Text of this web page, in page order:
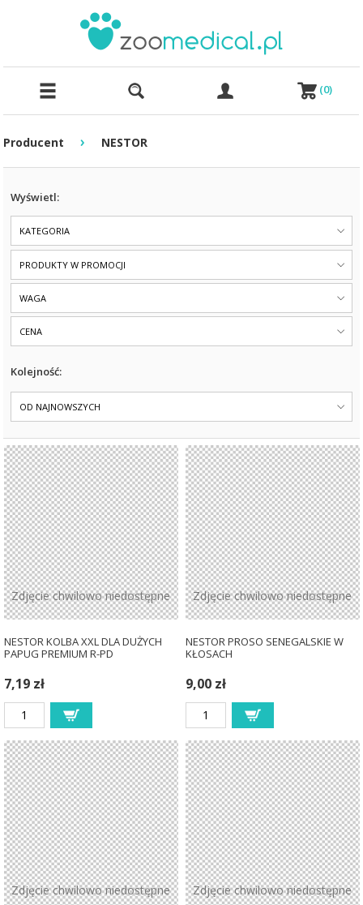
(0)
Producent › NESTOR
Wyświetl:
KATEGORIA
PRODUKTY W PROMOCJI
WAGA
CENA
Kolejność:
OD NAJNOWSZYCH
Zdjęcie chwilowo niedostępne
NESTOR KOLBA XXL DLA DUŻYCH
PAPUG PREMIUM R-PD
7,19 zł
Zdjęcie chwilowo niedostępne
NESTOR PROSO SENEGALSKIE W
KŁOSACH
9,00 zł
Zdjęcie chwilowo niedostępne Zdjęcie chwilowo niedostępne